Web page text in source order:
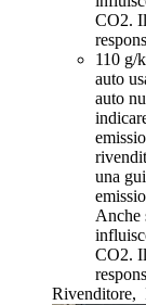
CO2.
110 g/
auto
auto
una
Anche
CO2.
Rivenditore,